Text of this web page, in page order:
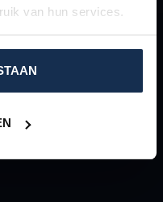
van hun services.